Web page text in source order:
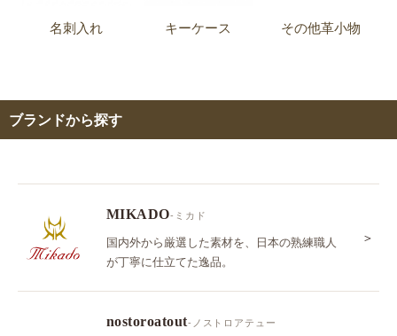
名刺入れ キーケース その他革小物
ブランドから探す
MIKADO-ミカド
国内外から厳選した素材を、日本の熟練職人
が丁寧に仕立てた逸品。
＞
nostoroatout-ノストロアテュー